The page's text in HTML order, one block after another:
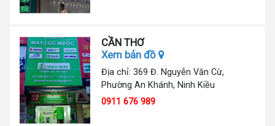
CẦN THƠ
Xem bản đồ
Địa chỉ: 369 Đ. Nguyễn Văn Cừ,
Phường An Khánh, Ninh Kiều
0911 676 989